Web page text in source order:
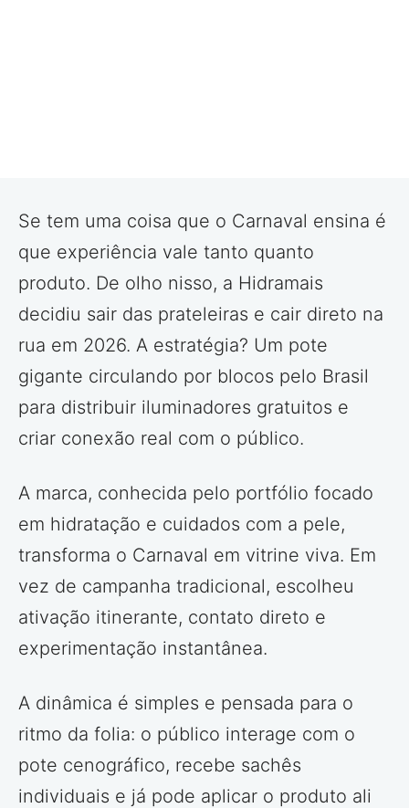
Se tem uma coisa que o Carnaval ensina é
que experiência vale tanto quanto
produto. De olho nisso, a Hidramais
decidiu sair das prateleiras e cair direto na
rua em 2026. A estratégia? Um pote
gigante circulando por blocos pelo Brasil
para distribuir iluminadores gratuitos e
criar conexão real com o público.
A marca, conhecida pelo portfólio focado
em hidratação e cuidados com a pele,
transforma o Carnaval em vitrine viva. Em
vez de campanha tradicional, escolheu
ativação itinerante, contato direto e
experimentação instantânea.
A dinâmica é simples e pensada para o
ritmo da folia: o público interage com o
pote cenográfico, recebe sachês
individuais e já pode aplicar o produto ali